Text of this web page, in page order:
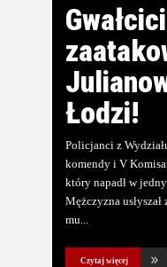
Łodzi!
Policjanci z
komendy i V
który napadł w
Mężczyzna
mu
Czytaj więcej